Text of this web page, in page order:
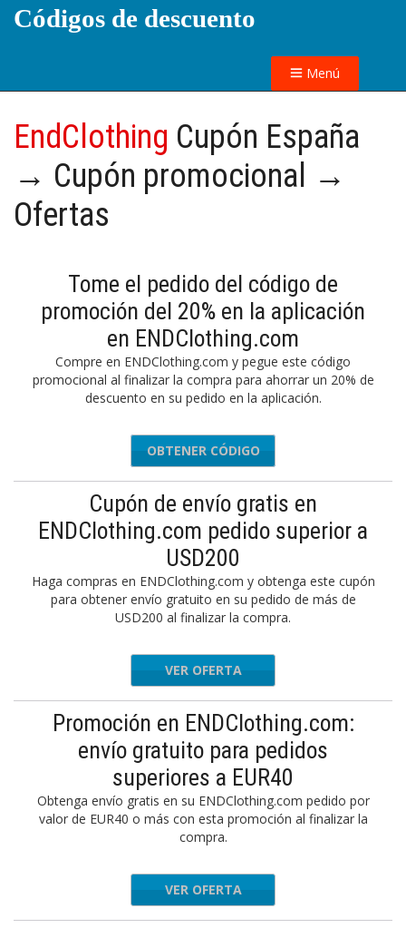
Códigos de descuento
Menú
EndClothing Cupón España
→ Cupón promocional →
Ofertas
Tome el pedido del código de
promoción del 20% en la aplicación
en ENDClothing.com
Compre en ENDClothing.com y pegue este código
promocional al finalizar la compra para ahorrar un 20% de
descuento en su pedido en la aplicación.
APP20
OBTENER CÓDIGO
Cupón de envío gratis en
ENDClothing.com pedido superior a
USD200
Haga compras en ENDClothing.com y obtenga este cupón
para obtener envío gratuito en su pedido de más de
USD200 al finalizar la compra.
VER OFERTA
Promoción en ENDClothing.com:
envío gratuito para pedidos
superiores a EUR40
Obtenga envío gratis en su ENDClothing.com pedido por
valor de EUR40 o más con esta promoción al finalizar la
compra.
VER OFERTA